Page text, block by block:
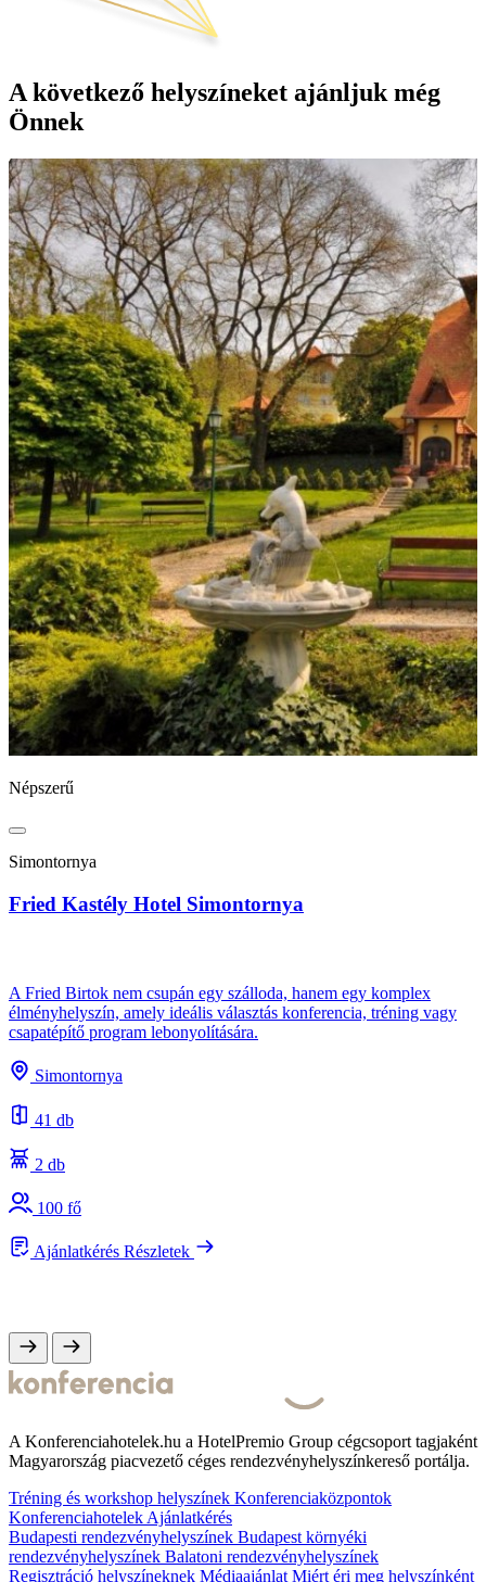
A következő helyszíneket ajánljuk még
Önnek
Népszerű
Simontornya
Fried Kastély Hotel Simontornya
A Fried Birtok nem csupán egy szálloda, hanem egy komplex
élményhelyszín, amely ideális választás konferencia, tréning vagy
csapatépítő program lebonyolítására.
Simontornya
41 db
2 db
100 fő
Ajánlatkérés Részletek
A Konferenciahotelek.hu a HotelPremio Group cégcsoport tagjaként
Magyarország piacvezető céges rendezvényhelyszínkereső portálja.
Tréning és workshop helyszínek Konferenciaközpontok
Konferenciahotelek Ajánlatkérés
Budapesti rendezvényhelyszínek Budapest környéki
rendezvényhelyszínek Balatoni rendezvényhelyszínek
Regisztráció helyszíneknek Médiaajánlat Miért éri meg helyszínként